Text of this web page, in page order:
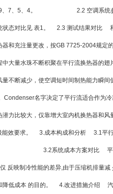
9、7、5、4。 2.2 空调系统参数
状态对比见 表1。 2.3 测试结果对比
器和充注量更改，按GB 7725-2004规定
中大量水珠不断积聚在平行流换热器的
量不断减少，使空调短时间制热能力瞬
Condenser名字决定了平行流适合作为
潜力比较大，仅靠增大室内机换热器和
能效要求。 3.成本构成和分析 3.1平
3.2系统成本方案对比 平行流换
反映制冷性能的差异,由于压缩机排量
降低成本 的目的。 4.改进措施介绍 汽